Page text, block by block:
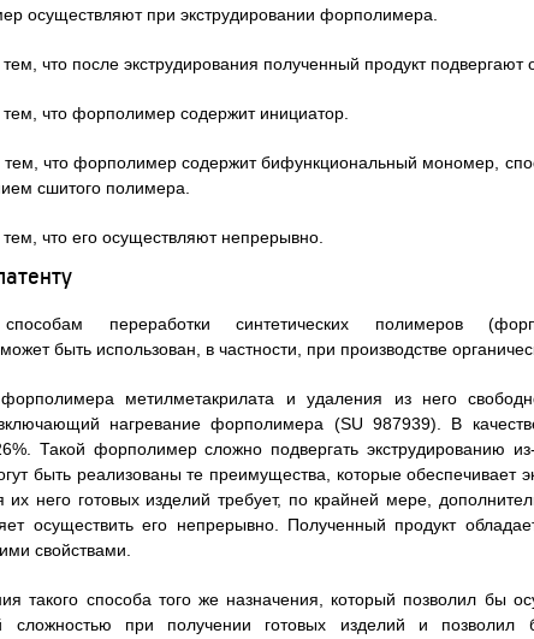
осуществляют при экструдировании форполимера.
что после экструдирования полученный продукт подвергают
что форполимер содержит инициатор.
что форполимер содержит бифункциональный мономер,
сшитого полимера.
что его осуществляют непрерывно.
переработки синтетических полимеров
быть использован, в частности, при производстве
метилметакрилата и удаления из него
нагревание форполимера (SU 987939). В
Такой форполимер сложно подвергать экструдированию из-
быть реализованы те преимущества, которые обеспечивает
него готовых изделий требует, по крайней мере,
осуществить его непрерывно. Полученный продукт
свойствами.
такого способа того же назначения, который позволил бы
сложностью при получении готовых изделий и позволил